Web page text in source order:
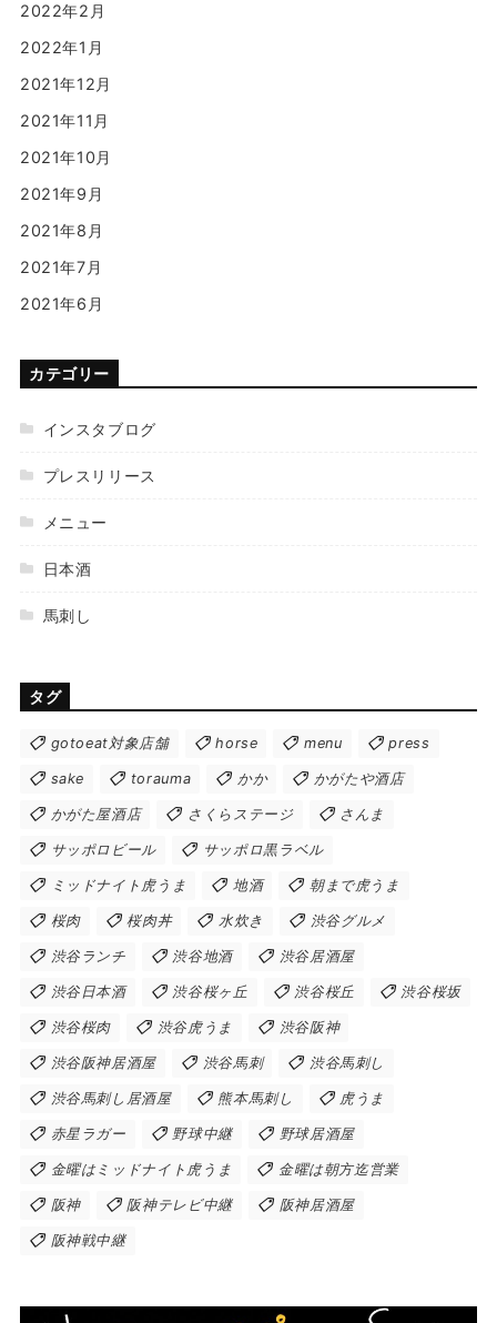
2022年2月
2022年1月
2021年12月
2021年11月
2021年10月
2021年9月
2021年8月
2021年7月
2021年6月
カテゴリー
インスタブログ
プレスリリース
メニュー
日本酒
馬刺し
タグ
gotoeat対象店舗 horse menu press
sake torauma かか かがたや酒店
かがた屋酒店 さくらステージ さんま
サッポロビール サッポロ黒ラベル
ミッドナイト虎うま 地酒 朝まで虎うま
桜肉 桜肉丼 水炊き 渋谷グルメ
渋谷ランチ 渋谷地酒 渋谷居酒屋
渋谷日本酒 渋谷桜ヶ丘 渋谷桜丘 渋谷桜坂
渋谷桜肉 渋谷虎うま 渋谷阪神
渋谷阪神居酒屋 渋谷馬刺 渋谷馬刺し
渋谷馬刺し居酒屋 熊本馬刺し 虎うま
赤星ラガー 野球中継 野球居酒屋
金曜はミッドナイト虎うま 金曜は朝方迄営業
阪神 阪神テレビ中継 阪神居酒屋
阪神戦中継